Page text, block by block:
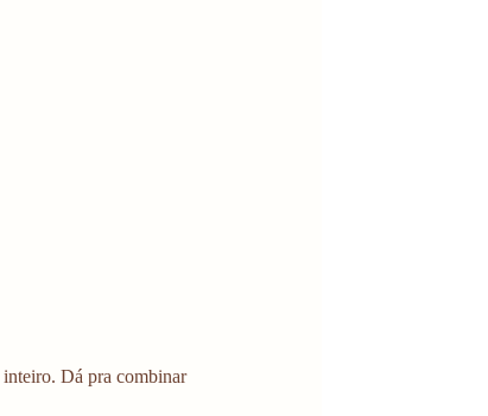
inteiro. Dá pra combinar